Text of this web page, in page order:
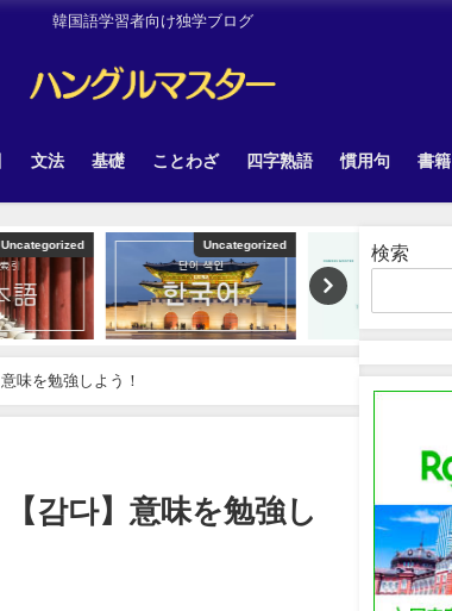
韓国語学習者向け独学ブログ
文法 基礎 ことわざ 四字熟語 慣用句 書籍
Uncategorized
味を勉強しよう！
감다】意味を勉強し
検索